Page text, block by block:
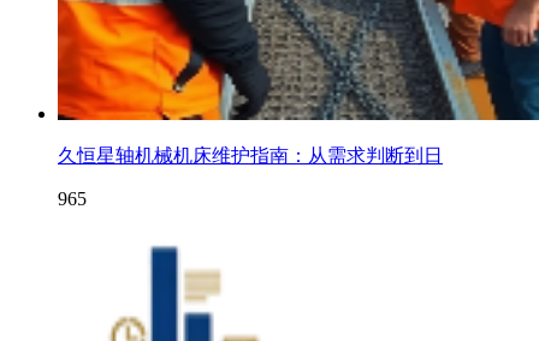
久恒星轴机械机床维护指南：从需求判断到日
965